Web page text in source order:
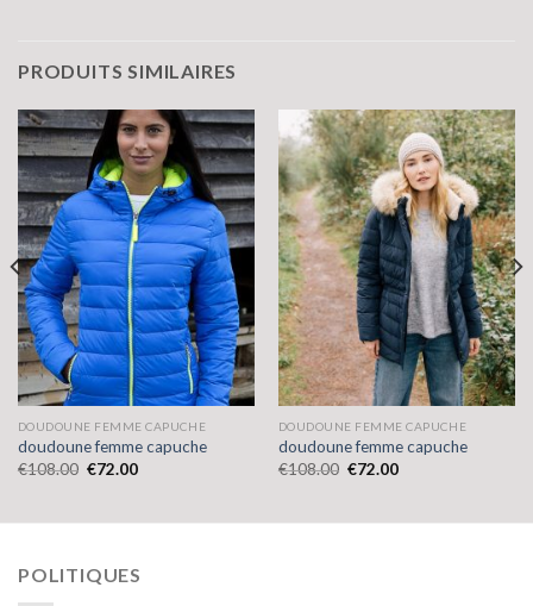
PRODUITS SIMILAIRES
DOUDOUNE FEMME CAPUCHE
doudoune femme capuche
€108.00 €72.00
DOUDOUNE FEMME CAPUCHE
doudoune femme capuche
€108.00 €72.00
POLITIQUES